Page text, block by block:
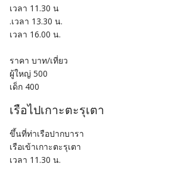
เวลา 11.30 น
.เวลา 13.30 น.
เวลา 16.00 น.
ราคา บาท/เที่ยว
ผู้ใหญ่ 500
เด็ก 400
เรือไปเกาะตะรุเตา
ขึ้นที่ท่าเรือปากบารา
เรือเข้าเกาะตะรุเตา
เวลา 11.30 น.